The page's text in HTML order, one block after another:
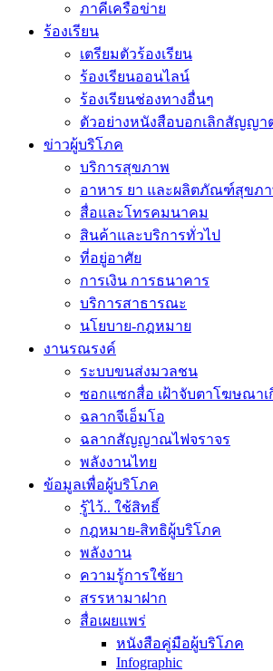
ภาคีเครือข่าย
ร้องเรียน
เตรียมตัวร้องเรียน
ร้องเรียนออนไลน์
ร้องเรียนช่องทางอื่นๆ
ตัวอย่างหนังสือบอกเลิกสัญญา
ข่าวผู้บริโภค
บริการสุขภาพ
อาหาร ยา และผลิตภัณฑ์สุขภ
สื่อและโทรคมนาคม
สินค้าและบริการทั่วไป
ที่อยู่อาศัย
การเงิน การธนาคาร
บริการสาธารณะ
นโยบาย-กฎหมาย
งานรณรงค์
ระบบขนส่งมวลชน
ซอกแซกสื่อ เฝ้าจับตาโฆษณาเ
ฉลากจีเอ็มโอ
ฉลากสัญญาณไฟจราจร
พลังงานไทย
ข้อมูลเพื่อผู้บริโภค
รู้ไว้.. ใช้สิทธิ์
กฎหมาย-สิทธิผู้บริโภค
พลังงาน
ความรู้การใช้ยา
สรรหามาฝาก
สื่อเผยแพร่
หนังสือคู่มือผู้บริโภค
Infographic